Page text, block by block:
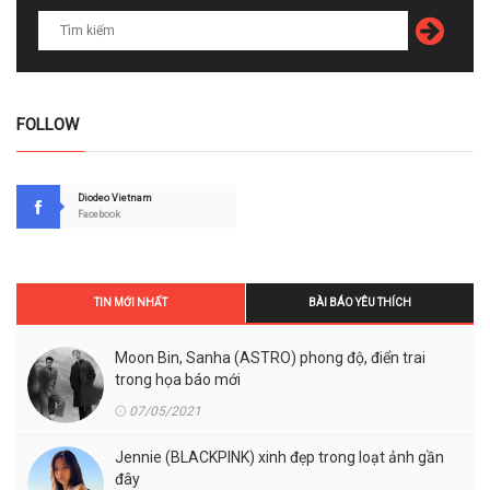
FOLLOW
Diodeo Vietnam
Facebook
TIN MỚI NHẤT BÀI BÁO YÊU THÍCH
Moon Bin, Sanha (ASTRO) phong độ, điển trai
trong họa báo mới
07/05/2021
Jennie (BLACKPINK) xinh đẹp trong loạt ảnh gần
đây